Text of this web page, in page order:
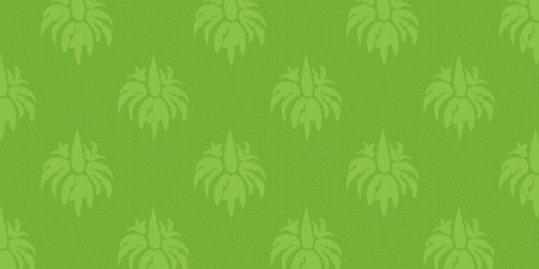
életenergiát, erőt, felépítő,
az érzékeket. Szép bőrt,
testben az égő érzeteket és
gyógyítja a soványságot.